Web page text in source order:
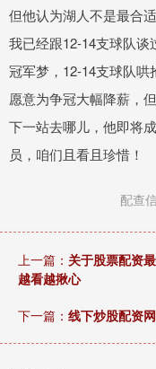
但他认为湖人不是最合
我已经跟12-14支球队
冠军梦，12-14支球队
愿意为争冠大幅降薪，
下一站去哪儿，他即将
员，咱们且看且珍惜！
配查
上一篇： 关于股票配资
越看越揪心
下一篇： 线下炒股配资